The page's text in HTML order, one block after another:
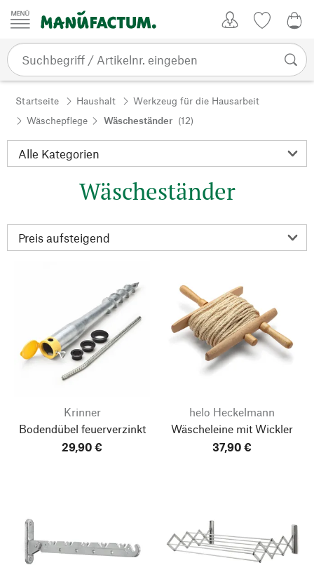
Zum Inhalt springen
Startseite Haushalt
Werkzeug für die Hausarbeit
Wäschepflege
Wäscheständer (12)
Wäscheständer
Krinner
Bodendübel feuerverzinkt
29,90 €
helo Heckelmann
Wäscheleine mit Wickler
37,90 €